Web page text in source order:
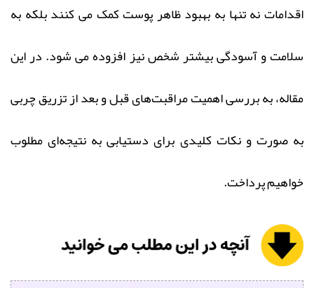
اقدامات نه تنها به بهبود ظاهر پوست کمک می‌ کنند بلکه به
سلامت و آسودگی بیشتر شخص نیز افزوده می‌ شود. در این
مقاله، به بررسی اهمیت مراقبت‌های قبل و بعد از تزریق چربی
به صورت و نکات کلیدی برای دستیابی به نتیجه‌ای مطلوب
خواهیم پرداخت.